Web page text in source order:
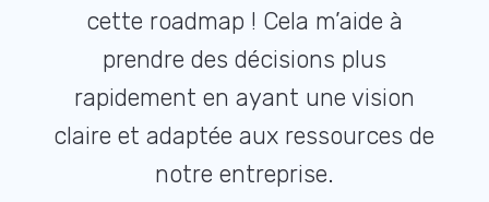
cette roadmap ! Cela m’aide à
prendre des décisions plus
rapidement en ayant une vision
claire et adaptée aux ressources de
notre entreprise.